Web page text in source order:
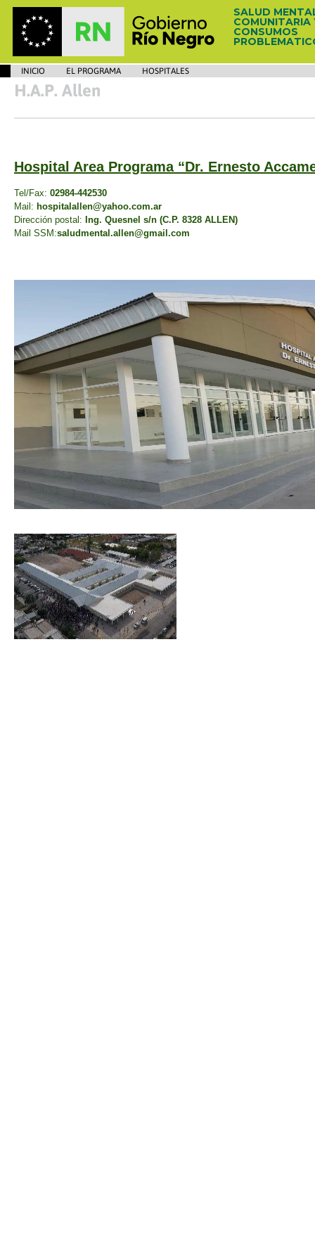
SALUD
COMUNITARIA
CONSUMOS
INICIO EL PROGRAMA HOSPITALES
H.A.P. Allen
Hospital Area Programa “Dr. Ernesto
Tel/Fax: 02984-442530
Mail: hospitalallen@yahoo.com.ar
Dirección postal: Ing. Quesnel s/n (C.P. 8328 ALLEN)
Mail SSM:saludmental.allen@gmail.com